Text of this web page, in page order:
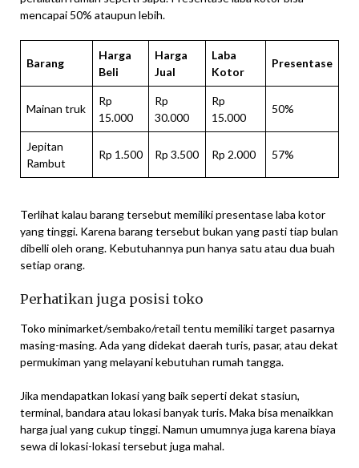
mencapai 50% ataupun lebih.
Barang
Harga
Beli
Harga
Jual
Laba
Kotor
Presentase
Mainan truk
Rp
15.000
Rp
30.000
Rp
15.000
50%
Jepitan
Rambut
Rp 1.500 Rp 3.500 Rp 2.000 57%
Terlihat kalau barang tersebut memiliki presentase laba kotor
yang tinggi. Karena barang tersebut bukan yang pasti tiap bulan
dibelli oleh orang. Kebutuhannya pun hanya satu atau dua buah
setiap orang.
Perhatikan juga posisi toko
Toko minimarket/sembako/retail tentu memiliki target pasarnya
masing-masing. Ada yang didekat daerah turis, pasar, atau dekat
permukiman yang melayani kebutuhan rumah tangga.
Jika mendapatkan lokasi yang baik seperti dekat stasiun,
terminal, bandara atau lokasi banyak turis. Maka bisa menaikkan
harga jual yang cukup tinggi. Namun umumnya juga karena biaya
sewa di lokasi-lokasi tersebut juga mahal.